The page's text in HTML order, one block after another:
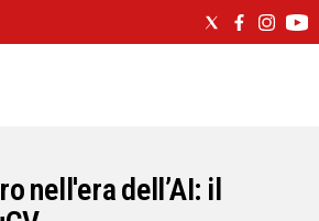
nell'era dell’AI: il